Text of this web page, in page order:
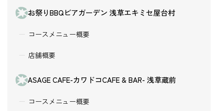
お祭りBBQビアガーデン 浅草エキミセ屋台村
コースメニュー概要
店舗概要
ASAGE CAFE-カワドコCAFE & BAR- 浅草蔵前
コースメニュー概要